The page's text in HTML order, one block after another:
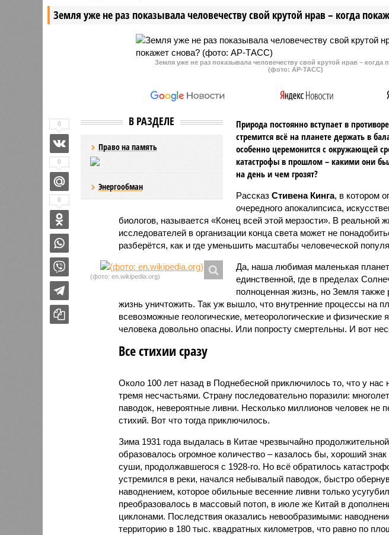
Земля уже не раз показывала человечеству свой крутой нрав – когда
Земля уже не раз показывала человечеству свой крутой нрав – когда
(фото: АР-ТАСС)
В РАЗДЕЛЕ
Право на память
Энергообман
Природа постоянно вступает в
стремится всё на планете держать в
особенно церемонится с окружающей
катастрофы в прошлом – какими они
на день и чем грозят?
Рассказ Стивена Кинга, в котором
очередного апокалипсиса,
биологов, называется «Конец всей этой мерзости». В реальной
исследователей в организации конца света может не
разберётся, как и где уменьшить масштабы человеческой
(фото: en.wikipedia.org)
Да, наша любимая маленькая
единственной, где в пределах
полноценная жизнь, но Земля также
жизнь уничтожить. Так уж вышло, что внутренние процессы на
всевозможные геологические, метеорологические и физические
человека довольно опасны. Или попросту смертельны. И вот
Все стихии сразу
Около 100 лет назад в Поднебесной приключилось то, что у нас
тремя несчастьями. Страну последовательно поразили:
паводок, невероятные ливни. Несколько миллионов человек не
стихий. Вот что тогда приключилось.
Зима 1931 года выдалась в Китае чрезвычайно
образовалось огромное количество – казалось бы, хороший
суши, продолжавшегося с 1928-го. Но всё обратилось
устремился в реки, начался небывалый паводок, быстро
наводнением, которое обильные весенние ливни только
преобразовалось в массовый потоп, в июле же Китай в
циклонами. Последствия оказались невообразимыми:
территорию в 180 тыс. квадратных километров, что равно по
0
0
0